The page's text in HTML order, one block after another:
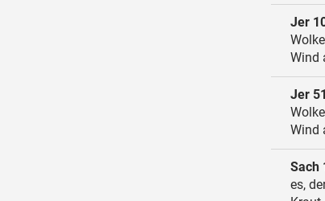
Jer
Wind
Jer
Wind
Sach
es,